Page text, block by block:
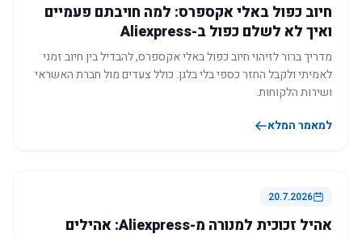
חיוב כפול באלי אקספרס: למה חויבתם פעמיים
ואיך לא לשלם כפול ב-Aliexpress
מדריך ברור לזיהוי חיוב כפול באלי אקספרס, להבדיל בין חיוב זמני
לאמיתי ולקבל החזר כספי בלי בלגן. כולל צעדים מול חברת האשראי
ושירות הלקוחות.
למאמר המלא
20.7.2026
אהיל זכוכית למנורה מ-Aliexpress: אהילים